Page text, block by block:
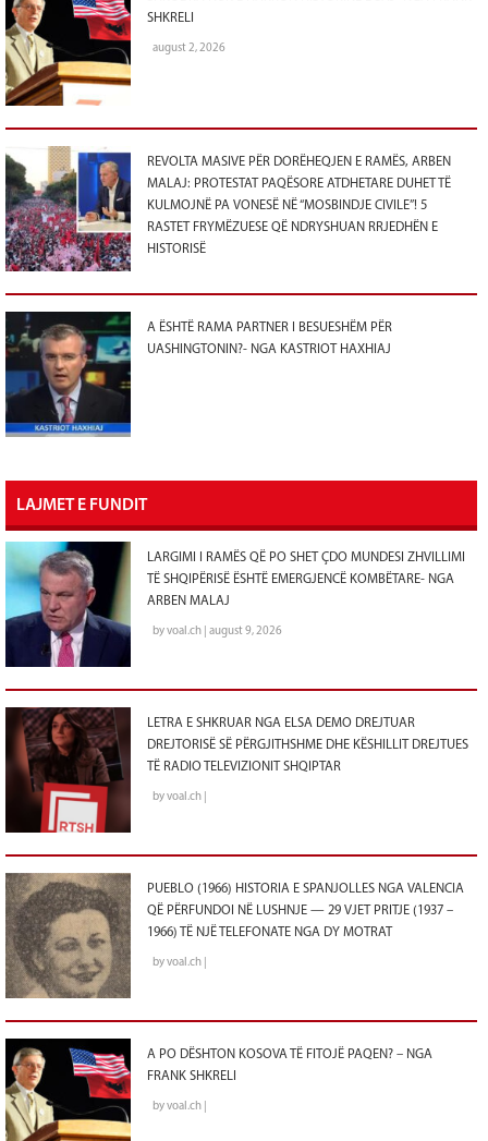
SHKRELI
august 2, 2026
REVOLTA MASIVE PËR DORËHEQJEN E RAMËS, ARBEN
MALAJ: PROTESTAT PAQËSORE ATDHETARE DUHET TË
KULMOJNË PA VONESË NË “MOSBINDJE CIVILE”! 5
RASTET FRYMËZUESE QË NDRYSHUAN RRJEDHËN E
HISTORISË
A ËSHTË RAMA PARTNER I BESUESHËM PËR
UASHINGTONIN?- NGA KASTRIOT HAXHIAJ
LAJMET E FUNDIT
LARGIMI I RAMËS QË PO SHET ÇDO MUNDESI ZHVILLIMI
TË SHQIPËRISË ËSHTË EMERGJENCË KOMBËTARE- NGA
ARBEN MALAJ
by voal.ch | august 9, 2026
LETRA E SHKRUAR NGA ELSA DEMO DREJTUAR
DREJTORISË SË PËRGJITHSHME DHE KËSHILLIT DREJTUES
TË RADIO TELEVIZIONIT SHQIPTAR
by voal.ch |
PUEBLO (1966) HISTORIA E SPANJOLLES NGA VALENCIA
QË PËRFUNDOI NË LUSHNJE — 29 VJET PRITJE (1937 –
1966) TË NJË TELEFONATE NGA DY MOTRAT
by voal.ch |
A PO DËSHTON KOSOVA TË FITOJË PAQEN? – NGA
FRANK SHKRELI
by voal.ch |